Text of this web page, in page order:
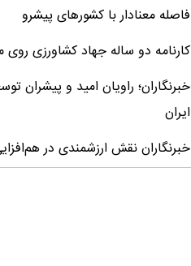
فاصله معنادار با کشورهای پیشرو
کارنامه دو ساله جهاد کشاورزی روی
خبرنگاران؛ راویان امید و پیشران
ایران
خبرنگاران نقش ارزشمندی در
پیشبرد اهداف توسعه کشور ایفا